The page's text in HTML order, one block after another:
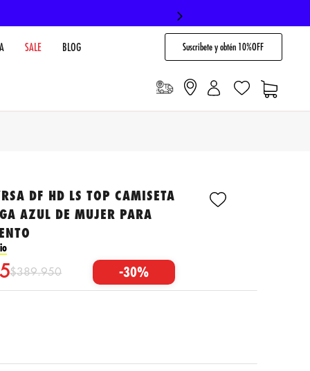
SALE BLOG Suscribete y obtén 10%OFF
DF HD LS TOP CAMISETA
AZUL DE MUJER PARA
$389.950 -30%